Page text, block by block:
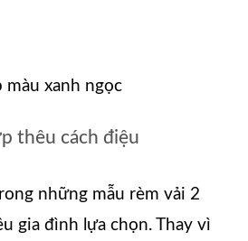
màu xanh ngọc
thêu cách điệu
những mẫu rèm vải 2
gia đình lựa chọn. Thay vì